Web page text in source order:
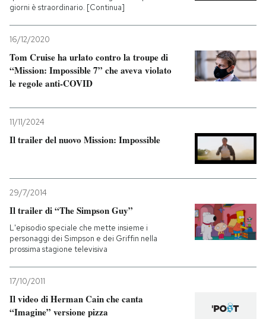
giorni è straordinario. [Continua]
16/12/2020
Tom Cruise ha urlato contro la troupe di
“Mission: Impossible 7” che aveva violato
le regole anti-COVID
11/11/2024
Il trailer del nuovo Mission: Impossible
29/7/2014
Il trailer di “The Simpson Guy”
L'episodio speciale che mette insieme i
personaggi dei Simpson e dei Griffin nella
prossima stagione televisiva
17/10/2011
Il video di Herman Cain che canta
“Imagine” versione pizza